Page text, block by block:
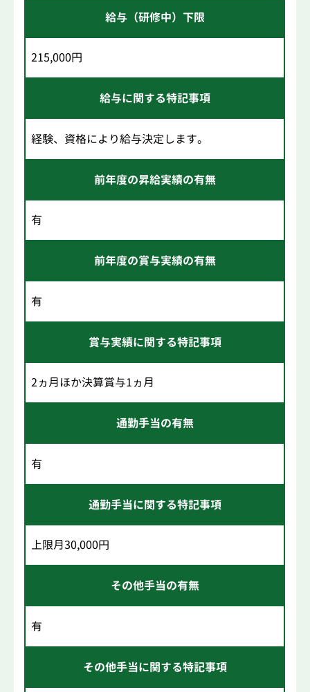
給与（研修中）下限
215,000円
給与に関する特記事項
経験、資格により給与決定します。
前年度の昇給実績の有無
有
前年度の賞与実績の有無
有
賞与実績に関する特記事項
2ヵ月ほか決算賞与1ヵ月
通勤手当の有無
有
通勤手当に関する特記事項
上限月30,000円
その他手当の有無
有
その他手当に関する特記事項